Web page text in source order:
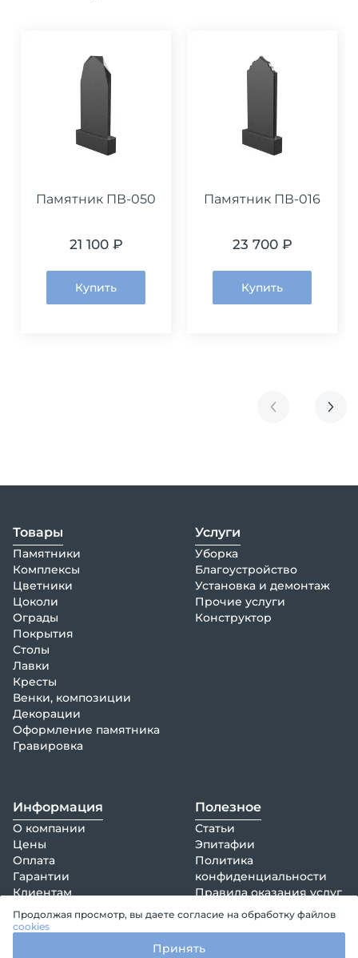
Памятник ПВ-050
21 100 ₽
Купить
Памятник ПВ-016
23 700 ₽
Купить
Товары
Памятники
Комплексы
Цветники
Цоколи
Ограды
Покрытия
Столы
Лавки
Кресты
Венки, композиции
Декорации
Оформление памятника
Гравировка
Услуги
Уборка
Благоустройство
Установка и демонтаж
Прочие услуги
Конструктор
Информация
О компании
Цены
Оплата
Гарантии
Клиентам
Акции
Отзывы
Полезное
Статьи
Эпитафии
Политика
конфиденциальности
Правила оказания услуг
info@epitaphia.ru
+7 (495) 161-73-37
Продолжая просмотр, вы даете согласие на обработку файлов
cookies
Принять